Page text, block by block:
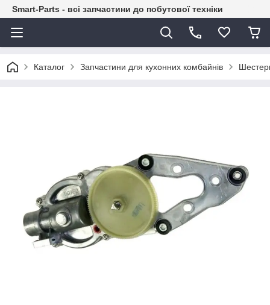
Smart-Parts - всі запчастини до побутової техніки
Каталог Запчастини для кухонних комбайнів